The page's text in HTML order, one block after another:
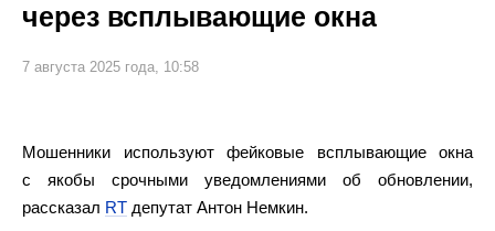
через всплывающие окна
7 августа 2025 года, 10:58
Мошенники используют фейковые всплывающие окна
с якобы срочными уведомлениями об обновлении,
рассказал RT депутат Антон Немкин.